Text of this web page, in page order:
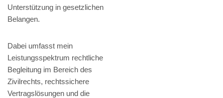
Unterstützung in gesetzlichen
Belangen.
Dabei umfasst mein
Leistungsspektrum rechtliche
Begleitung im Bereich des
Zivilrechts, rechtssichere
Vertragslösungen und die